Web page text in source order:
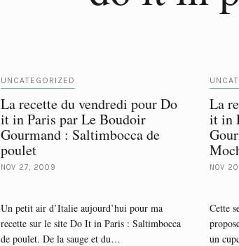
UNCATEGORIZED
La recette du vendredi pour Do
it in Paris par Le Boudoir
Gourmand : Saltimbocca de
poulet
NOV 27, 2009
Un petit air d’Italie aujourd’hui pour ma
recette sur le site Do It in Paris : Saltimbocca
de poulet. De la sauge et du…
La
it in
NOV
Cette
un